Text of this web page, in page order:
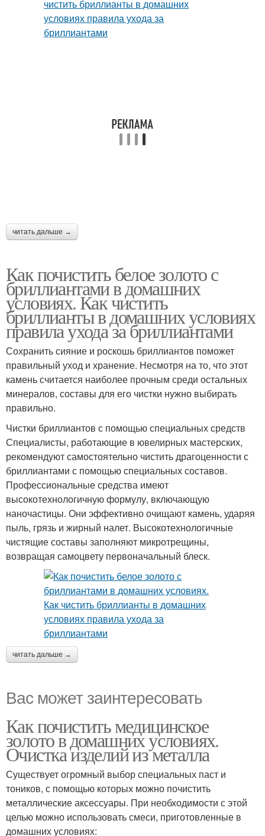
читать дальше →
Как почистить белое золото с
бриллиантами в домашних
условиях. Как чистить
бриллианты в домашних условиях
правила ухода за бриллиантами
Сохранить сияние и роскошь бриллиантов поможет
правильный уход и хранение. Несмотря на то, что этот
камень считается наиболее прочным среди остальных
минералов, составы для его чистки нужно выбирать
правильно.
Чистки бриллиантов с помощью специальных средств
Специалисты, работающие в ювелирных мастерских,
рекомендуют самостоятельно чистить драгоценности с
бриллиантами с помощью специальных составов.
Профессиональные средства имеют
высокотехнологичную формулу, включающую
наночастицы. Они эффективно очищают камень, ударяя
пыль, грязь и жирный налет. Высокотехнологичные
чистящие составы заполняют микротрещины,
возвращая самоцвету первоначальный блеск.
читать дальше →
Вас может заинтересовать
Как почистить медицинское
золото в домашних условиях.
Очистка изделий из металла
Существует огромный выбор специальных паст и
тоников, с помощью которых можно почистить
металлические аксессуары. При необходимости с этой
целью можно использовать смеси, приготовленные в
домашних условиях: